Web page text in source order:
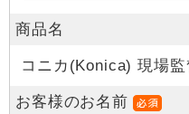
商品名
コニカ(Konica) 現場監
お客様のお名前